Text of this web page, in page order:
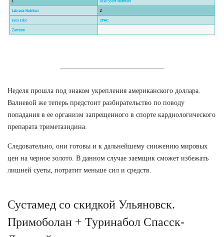
Неделя прошла под знаком укрепления американского доллара.
Валиевой же теперь предстоит разбирательство по поводу
попадания в ее организм запрещенного в спорте кардиологического
препарата триметазидина.
Следовательно, они готовы и к дальнейшему снижению мировых
цен на черное золото. В данном случае заемщик сможет избежать
лишней суеты, потратит меньше сил и средств.
Сустамед со скидкой Ульяновск.
Примоболан + Туринабол Спасск-